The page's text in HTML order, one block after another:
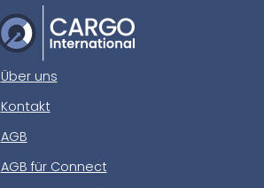
Über uns
Kontakt
AGB
AGB für Connect